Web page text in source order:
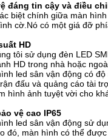
đáng tin cậy và điều
biệt chính giữa màn
cờ.Nó có một giá đỡ
HD
tôi sử dụng đèn LED
HD trong nhà hoặc
led sân vận động có
đấu và quảng cáo tài
hình ảnh tuyệt vời cho
vệ cao IP65
led sân vận động sử
đó, màn hình có thể